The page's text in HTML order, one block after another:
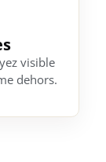
visible
dehors.